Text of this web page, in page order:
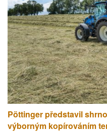
Pöttinger představil
výborným kopírováním